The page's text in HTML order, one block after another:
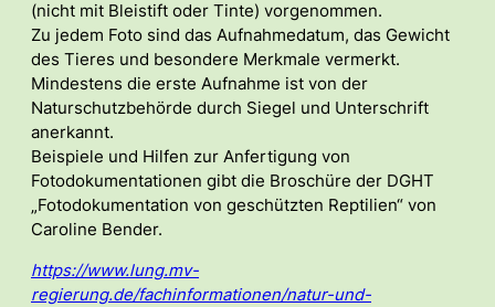
(nicht mit Bleistift oder Tinte) vorgenommen.
Zu jedem Foto sind das Aufnahmedatum, das Gewicht
des Tieres und besondere Merkmale vermerkt.
Mindestens die erste Aufnahme ist von der
Naturschutzbehörde durch Siegel und Unterschrift
anerkannt.
Beispiele und Hilfen zur Anfertigung von
Fotodokumentationen gibt die Broschüre der DGHT
„Fotodokumentation von geschützten Reptilien“ von
Caroline Bender.
https://www.lung.mv-
regierung.de/fachinformationen/natur-und-